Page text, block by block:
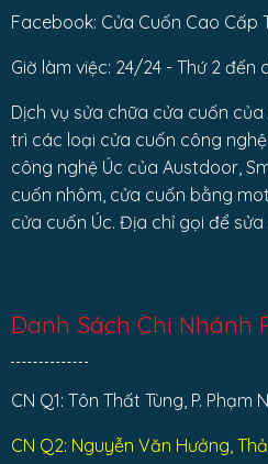
Facebook: Cửa Cuốn Cao Cấp
Giờ làm việc: 24/24 - Thứ 2
Dịch vụ sửa chữa cửa cuốn
trì các loại cửa cuốn công
công nghệ Úc của Austdoor,
cuốn nhôm, cửa cuốn bằng
cửa cuốn Úc. Địa chỉ gọi để
Danh Sách Chi Nhánh
CN Q1: Tôn Thất Tùng, P. Phạm
CN Q2: Nguyễn Văn Hưởng,